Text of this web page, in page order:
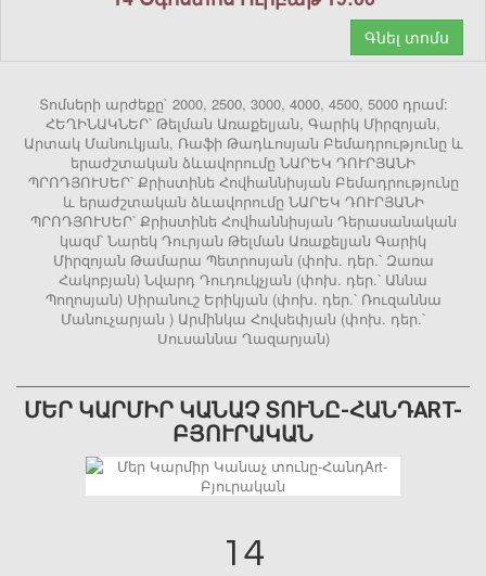
Գնել տոմս
Տոմսերի արժեքը` 2000, 2500, 3000, 4000, 4500, 5000 դրամ:
ՀԵՂԻՆԱԿՆԵՐ՝ Թելման Առաքելյան, Գարիկ Միրզոյան,
Արտակ Մանուկյան, Ռաֆի Թադևոսյան Բեմադրությունը և
երաժշտական ձևավորումը ՆԱՐԵԿ ԴՈՒՐՅԱՆԻ
ՊՐՈԴՅՈՒՍԵՐ՝ Քրիստինե Հովհաննիսյան Բեմադրությունը
և երաժշտական ձևավորումը ՆԱՐԵԿ ԴՈՒՐՅԱՆԻ
ՊՐՈԴՅՈՒՍԵՐ՝ Քրիստինե Հովհաննիսյան Դերասանական
կազմ՝ Նարեկ Դուրյան Թելման Առաքելյան Գարիկ
Միրզոյան Թամարա Պետրոսյան (փոխ. դեր.՝ Զառա
Հակոբյան) Նվարդ Դուդուկչյան (փոխ. դեր.՝ Աննա
Պողոսյան) Սիրանուշ Երիկյան (փոխ. դեր.՝ Ռուզաննա
Մանուչարյան ) Արմինկա Հովսեփյան (փոխ. դեր.՝
Սուսաննա Ղազարյան)
ՄԵՐ ԿԱՐՄԻՐ ԿԱՆԱՉ ՏՈՒՆԸ-ՀԱՆԴART-
ԲՅՈՒՐԱԿԱՆ
14